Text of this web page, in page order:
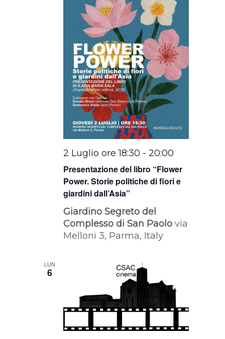
Presentazione del libro “Flower
Power. Storie politiche di fiori e
giardini dall’Asia”
2 Luglio ore 18:30 -20:00
Giardino Segreto del
Complesso di San Paolovia
Melloni 3, Parma, Italy
LUN
6